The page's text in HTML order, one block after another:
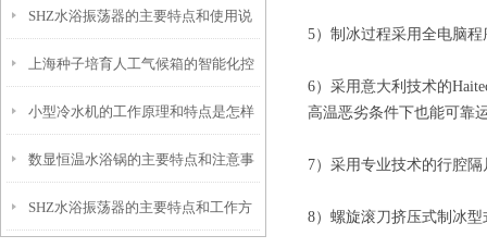
与注意事项
SHZ水浴振荡器的主要特点和使用说
明
上海种子培育人工气候箱的智能化控
制技术和功能特性
小型冷水机的工作原理和特点是怎样
的？
数显恒温水浴锅的主要特点和注意事
项
SHZ水浴振荡器的主要特点和工作方
5）制冰过程采用全电脑
6）采用意大利技术的
高温恶劣条件下也能可靠
7）采用专业技术的行腔
8）螺旋滚刀挤压式制冰